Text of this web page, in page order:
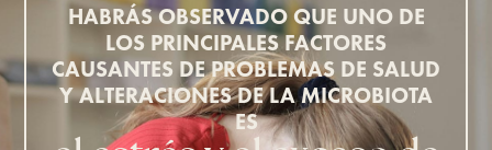
HABRÁS OBSERVADO QUE UNO DE
LOS PRINCIPALES FACTORES
CAUSANTES DE PROBLEMAS DE SALUD
Y ALTERACIONES DE LA MICROBIOTA
ES